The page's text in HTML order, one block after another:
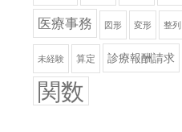
医療事務 図形 変形 整列
未経験 算定 診療報酬請求
関数